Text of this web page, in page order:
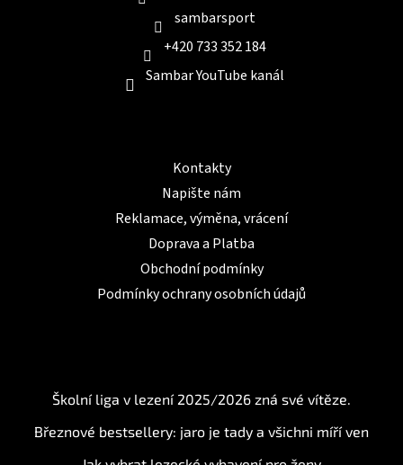
sambarsport
+420 733 352 184
Sambar YouTube kanál
Kontakty
Napište nám
Reklamace, výměna, vrácení
Doprava a Platba
Obchodní podmínky
Podmínky ochrany osobních údajů
Školní liga v lezení 2025/2026 zná své vítěze.
Březnové bestsellery: jaro je tady a všichni míří ven